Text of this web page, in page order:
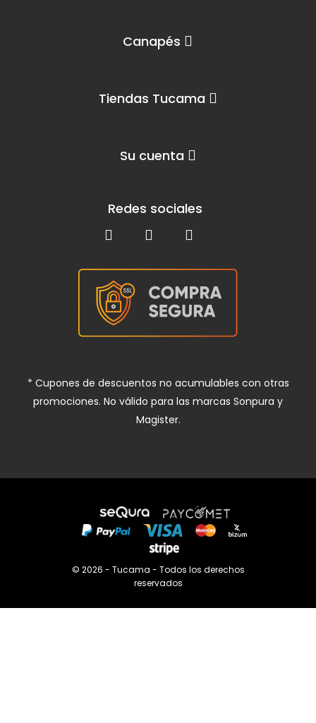
Canapés
Tiendas Tucama
Su cuenta
Redes sociales
* Cupones de descuentos no acumulables con otras
promociones. No válido para las marcas Sonpura y
Magister.
© 2026 - Tucama - Todos los derechos
reservados